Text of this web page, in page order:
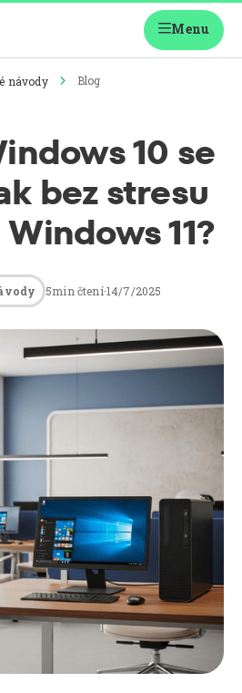
Menu
návody  Blog
10 se
bez stresu
11?
5min čtení·14/7/2025